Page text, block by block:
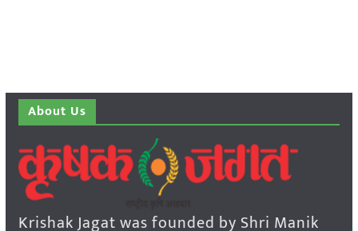
About Us
Krishak Jagat was founded by Shri Manik